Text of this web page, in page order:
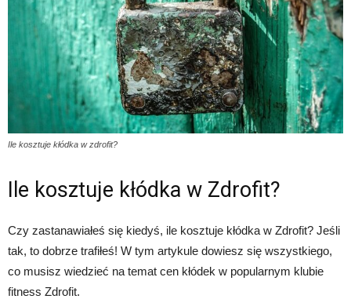
Ile kosztuje kłódka w zdrofit?
Ile kosztuje kłódka w Zdrofit?
Czy zastanawiałeś się kiedyś, ile kosztuje kłódka w Zdrofit? Jeśli
tak, to dobrze trafiłeś! W tym artykule dowiesz się wszystkiego,
co musisz wiedzieć na temat cen kłódek w popularnym klubie
fitness Zdrofit.